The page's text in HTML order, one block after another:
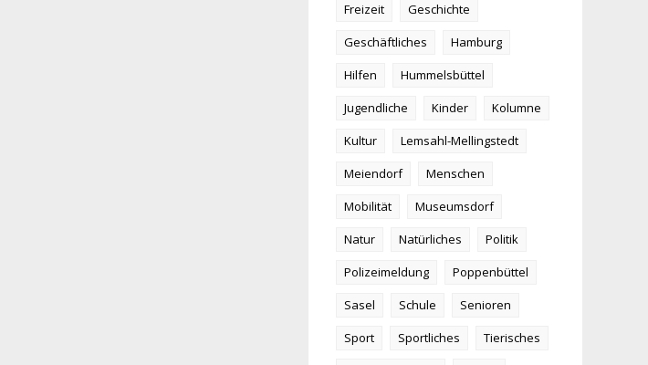
Freizeit
Geschichte
Geschäftliches
Hamburg
Hilfen
Hummelsbüttel
Jugendliche
Kinder
Kolumne
Kultur
Lemsahl-Mellingstedt
Meiendorf
Menschen
Mobilität
Museumsdorf
Natur
Natürliches
Politik
Polizeimeldung
Poppenbüttel
Sasel
Schule
Senioren
Sport
Sportliches
Tierisches